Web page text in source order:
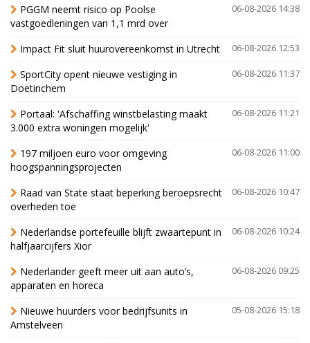
06-08-2026 14:38
PGGM neemt risico op Poolse
vastgoedleningen van 1,1 mrd over
06-08-2026 12:53
Impact Fit sluit huurovereenkomst in Utrecht
06-08-2026 11:37
SportCity opent nieuwe vestiging in
Doetinchem
06-08-2026 11:21
Portaal: 'Afschaffing winstbelasting maakt
3.000 extra woningen mogelijk'
06-08-2026 11:00
197 miljoen euro voor omgeving
hoogspanningsprojecten
06-08-2026 10:47
Raad van State staat beperking beroepsrecht
overheden toe
06-08-2026 10:24
Nederlandse portefeuille blijft zwaartepunt in
halfjaarcijfers Xior
06-08-2026 09:25
Nederlander geeft meer uit aan auto’s,
apparaten en horeca
05-08-2026 15:18
Nieuwe huurders voor bedrijfsunits in
Amstelveen